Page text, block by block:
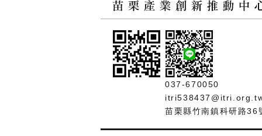
037-670050
苗栗縣竹南鎮科研路36